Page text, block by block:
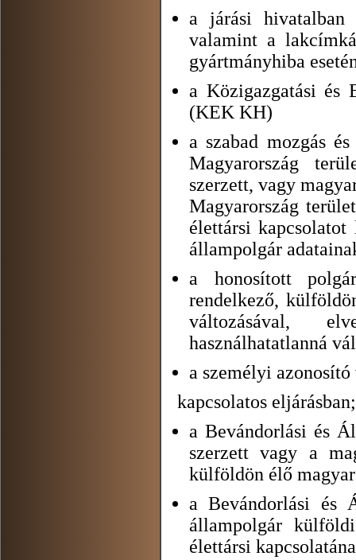
a járási hivatalban
valamint a
gyártmányhiba
a Közigazgatási és
(KEK KH)
a szabad mozgás
Magyarország
szerzett, vagy
Magyarország
élettársi kapcsolatot
állampolgár
a honosított
rendelkező,
változásával,
használhatatlanná
a személyi
kapcsolatos eljárásban;
a Bevándorlási és
szerzett vagy a
külföldön élő
a Bevándorlási és
állampolgár külföldi
élettársi